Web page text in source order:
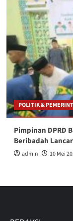
POLITIK &
Pimpinan DPRD
Beribadah
admin 10 Mei